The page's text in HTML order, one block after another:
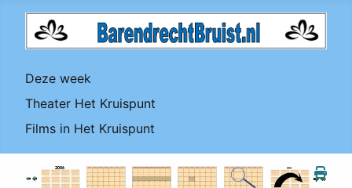
Deze week
Theater Het Kruispunt
Films in Het Kruispunt